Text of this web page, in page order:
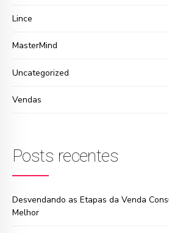
Lince
MasterMind
Uncategorized
Vendas
Posts recentes
Desvendando as Etapas da Venda
Melhor